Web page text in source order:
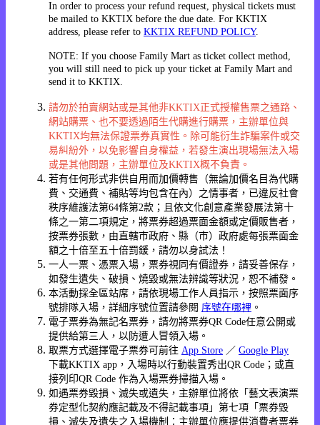
In order to process your refund request, physical tickets must
be mailed to KKTIX before the due date. For KKTIX
address, please refer to KKTIX REFUND POLICY.
NOTE: If you choose Family Mart as ticket collect method,
you will still need to pick up your ticket at Family Mart and
send it to KKTIX.
請勿於拍賣網站或是其他非KKTIX正式授權售票之通路、
網站購票、也不要透過陌生代購進行購票，主辦單位與
KKTIX均無法保證票券真實性。除可能衍生詐騙案件或交
易糾紛外，以免影響自身權益，若發生演出現場無法入場
或是其他問題，主辦單位及KKTIX概不負責。
若有任何形式非供自用而加價轉售（無論加價名目為代購
費、交通費、補貼等均包含在內）之情事者，已違反社會
秩序維護法第64條第2款；且依文化創意產業發展法第十
條之一第二項規定，將票券超過票面金額或定價販售者，
按票券張數，由直轄市政府、縣（市）政府處每張票面金
額之十倍至五十倍罰鍰，請勿以身試法！
一人一票、憑票入場，票券視同有價證券，請妥善保存，
如發生遺失、破損、燒毀或無法辨識等狀況，恕不補發。
本活動採全區站席，請依現場工作人員指示，按照票面序
號排隊入場，詳細序號位置請參閱 序號在哪裡 。
電子票券為無記名票券，請勿將票券QR Code任意公開或
提供給第三人，以防遭人冒領入場。
取票方式選擇電子票券可前往 App Store ／ Google Play
下載KKTIX app，入場時以行動裝置秀出QR Code；或直
接列印QR Code 作為入場票券掃描入場。
如遇票券毀損、滅失或遺失，主辦單位將依「藝文表演票
券定型化契約應記載及不得記載事項」第七項「票券毀
損、滅失及遺失之入場機制：主辦單位應提供消費者票券